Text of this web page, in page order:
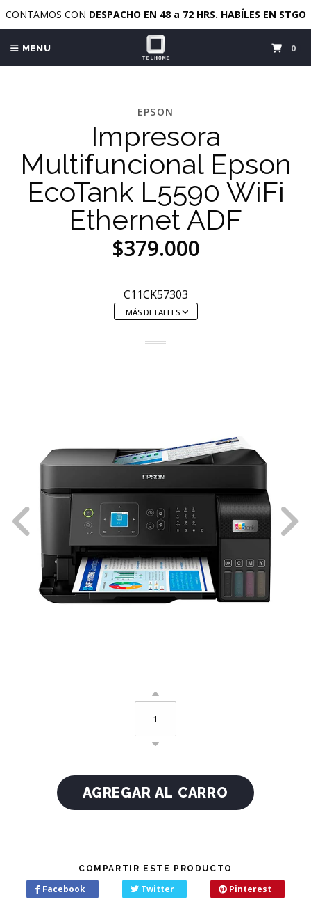
CONTAMOS CON DESPACHO EN 48 a 72 HRS. HABÍLES EN STGO
MENU 0
EPSON
Impresora
Multifuncional Epson
EcoTank L5590 WiFi
Ethernet ADF
$379.000
C11CK57303
MÁS DETALLES
COMPARTIR ESTE PRODUCTO
Facebook Twitter Pinterest